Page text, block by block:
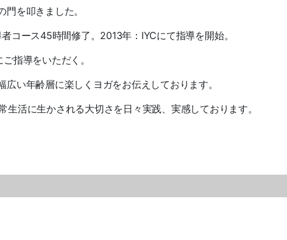
を叩きました。
コース45時間修了。2013年：IYCにて指導を開始。
指導をいただく。
い年齢層に楽しくヨガをお伝えしております。
生活に生かされる大切さを日々実践、実感しております。